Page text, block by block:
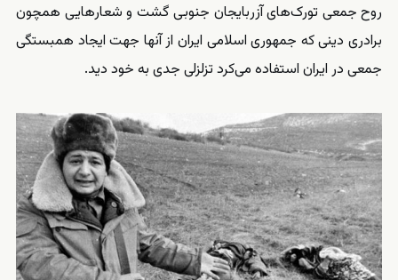
روح جمعی تورک‌های آزربایجان جنوبی گشت و شعارهایی همچون
برادری دینی که جمهوری اسلامی ایران از آنها جهت ایجاد همبستگی
جمعی در ایران استفاده می‌کرد تزلزلی جدی به خود دید.